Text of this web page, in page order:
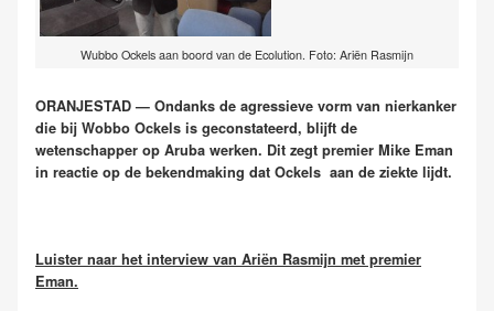
Wubbo Ockels aan boord van de Ecolution. Foto: Ariën Rasmijn
ORANJESTAD — Ondanks de agressieve vorm van nierkanker
die bij Wobbo Ockels is geconstateerd, blijft de
wetenschapper op Aruba werken. Dit zegt premier Mike Eman
in reactie op de bekendmaking dat Ockels aan de ziekte lijdt.
Luister naar het interview van Ariën Rasmijn met premier
Eman.